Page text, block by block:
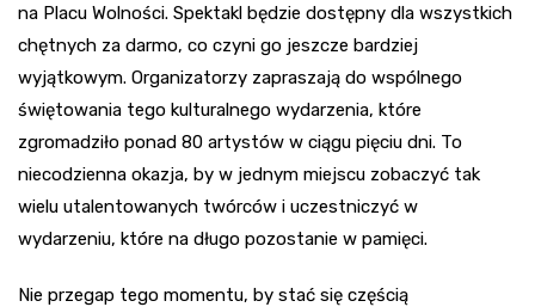
na Placu Wolności. Spektakl będzie dostępny dla wszystkich
chętnych za darmo, co czyni go jeszcze bardziej
wyjątkowym. Organizatorzy zapraszają do wspólnego
świętowania tego kulturalnego wydarzenia, które
zgromadziło ponad 80 artystów w ciągu pięciu dni. To
niecodzienna okazja, by w jednym miejscu zobaczyć tak
wielu utalentowanych twórców i uczestniczyć w
wydarzeniu, które na długo pozostanie w pamięci.
Nie przegap tego momentu, by stać się częścią